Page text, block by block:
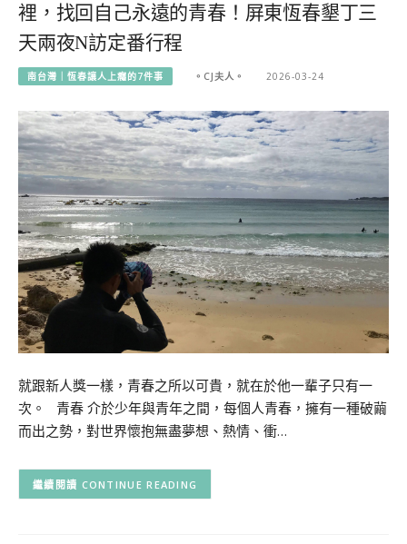
裡，找回自己永遠的青春！屏東恆春墾丁三
天兩夜N訪定番行程
南台灣｜恆春讓人上癮的7件事 。CJ夫人。 2026-03-24
就跟新人獎一樣，青春之所以可貴，就在於他一輩子只有一
次。 青春 介於少年與青年之間，每個人青春，擁有一種破繭
而出之勢，對世界懷抱無盡夢想、熱情、衝…
CONTINUE READING